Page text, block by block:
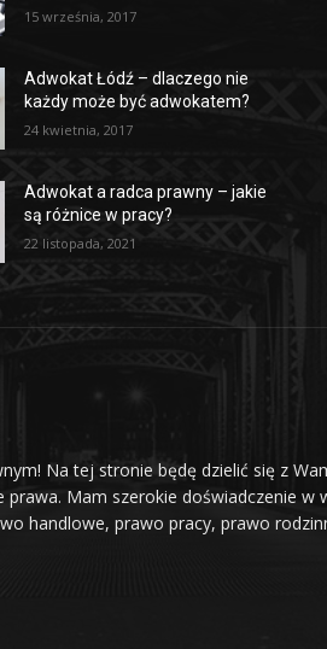
15 września, 2017
Adwokat Łódź – dlaczego nie
każdy może być adwokatem?
24 kwietnia, 2017
Adwokat a radca prawny – jakie
są różnice w pracy?
22 listopada, 2021
Na tej stronie będę dzielić się z
prawa. Mam szerokie doświadczenie w
handlowe, prawo pracy, prawo